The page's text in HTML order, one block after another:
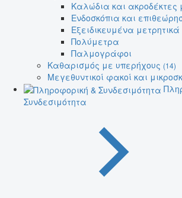
Καλώδια και ακροδέκτες
Ενδοσκόπια και
Εξειδικευμένα μετρητικά
Πολύμετρα
Παλμογράφοι
Καθαρισμός με υπερήχους (14)
Μεγεθυντικοί φακοί και
Συνδεσιμότητα